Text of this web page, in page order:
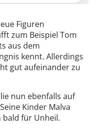
Figuren
zum Beispiel Tom
aus dem
kennt. Allerdings
gut aufeinander zu
nun ebenfalls auf
Kinder Malva
bald für Unheil.